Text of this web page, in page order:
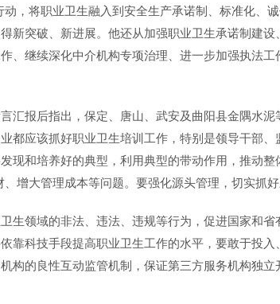
动，将职业卫生融入到安全生产承诺制、标准化
新突破、新进展。他还从加强职业卫生承诺制建
、继续深化中介机构专项治理、进一步加强执法
汇报后指出，保定、唐山、武安及曲阳县金隅水
都应该抓好职业卫生培训工作，特别是领导干部
现和培养好的典型，利用典型的带动作用，推动
、增大管理成本等问题。要强化源头管理，切实抓
生领域的非法、违法、违规等行为，促进国家和
靠科技手段提高职业卫生工作的水平，要敢于投
构的良性互动监管机制，保证第三方服务机构独